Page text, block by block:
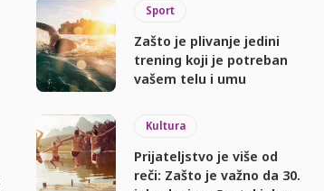
Sport
Zašto je plivanje jedini
trening koji je potreban
vašem telu i umu
Kultura
Prijateljstvo je više od
reči: Zašto je važno da 30.